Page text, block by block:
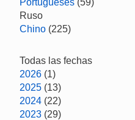
Portugueses (59)
Ruso
Chino (225)
Todas las fechas
2026 (1)
2025 (13)
2024 (22)
2023 (29)